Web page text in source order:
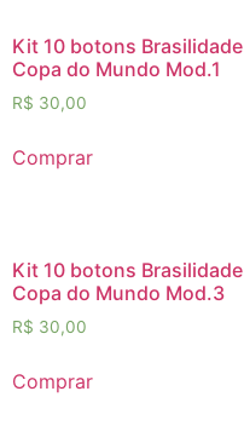
Kit 10 botons Brasilidade
Copa do Mundo Mod.1
R$ 30,00
Comprar
Kit 10 botons Brasilidade
Copa do Mundo Mod.3
R$ 30,00
Comprar